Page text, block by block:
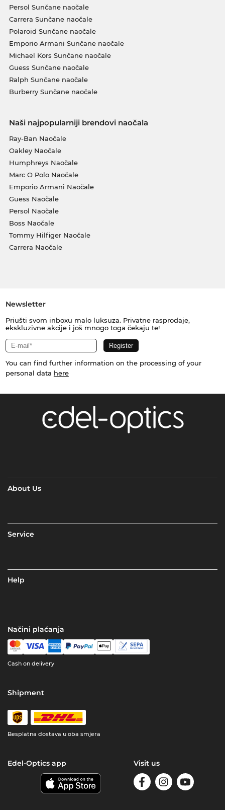
Persol Sunčane naočale
Carrera Sunčane naočale
Polaroid Sunčane naočale
Emporio Armani Sunčane naočale
Michael Kors Sunčane naočale
Guess Sunčane naočale
Ralph Sunčane naočale
Burberry Sunčane naočale
Naši najpopularniji brendovi naočala
Ray-Ban Naočale
Oakley Naočale
Humphreys Naočale
Marc O Polo Naočale
Emporio Armani Naočale
Guess Naočale
Persol Naočale
Boss Naočale
Tommy Hilfiger Naočale
Carrera Naočale
Newsletter
Priušti svom inboxu malo luksuza. Privatne rasprodaje,
ekskluzivne akcije i još mnogo toga čekaju te!
You can find further information on the processing of your
personal data here
About Us
Service
Help
Načini plaćanja
Cash on delivery
Shipment
Besplatna dostava u oba smjera
Edel-Optics app Visit us